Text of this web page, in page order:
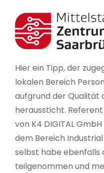
Hier ein Tipp, der
lokalen Bereich
aufgrund der Qualität
heraussticht.
von K4 DIGITAL
dem Bereich
selbst habe ebenfalls
teilgenommen und